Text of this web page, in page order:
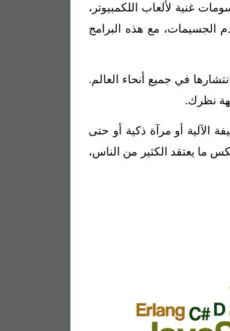
غنية لألعاب اللكمبيوتر،
الجسيمات، مع هذه البرامج
في جميع أنحاء العالم.
نظرك.
الآلية أو مرآة ذكية أو حتى
ما يعتقد الكثير من الناس،